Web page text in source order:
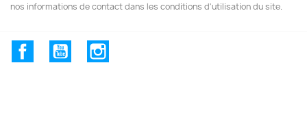
nos informations de contact dans les conditions d'utilisation du site.
FacebookYouTube